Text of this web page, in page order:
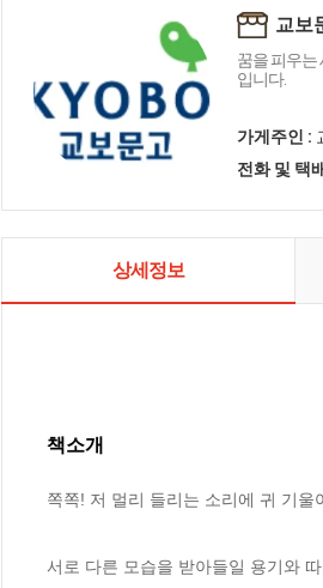
교보
꿈을 피우는
입니다.
가게주인 :
전화 및 택
상세정보
책소개
쪽쪽! 저 멀리 들리는 소리에 귀 기울
서로 다른 모습을 받아들일 용기와